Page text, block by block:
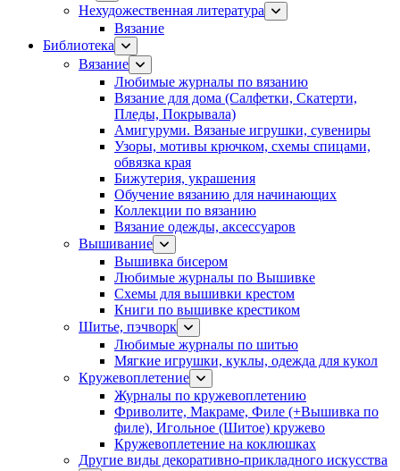
Нехудожественная литература
Вязание
Библиотека
Вязание
Любимые журналы по вязанию
Вязание для дома (Салфетки, Скатерти,
Пледы, Покрывала)
Амигуруми. Вязаные игрушки, сувениры
Узоры, мотивы крючком, схемы спицами,
обвязка края
Бижутерия, украшения
Обучение вязанию для начинающих
Коллекции по вязанию
Вязание одежды, аксессуаров
Вышивание
Вышивка бисером
Любимые журналы по Вышивке
Схемы для вышивки крестом
Книги по вышивке крестиком
Шитье, пэчворк
Любимые журналы по шитью
Мягкие игрушки, куклы, одежда для кукол
Кружевоплетение
Журналы по кружевоплетению
Фриволите, Макраме, Филе (+Вышивка по
филе), Игольное (Шитое) кружево
Кружевоплетение на коклюшках
Другие виды декоративно-прикладного искусства